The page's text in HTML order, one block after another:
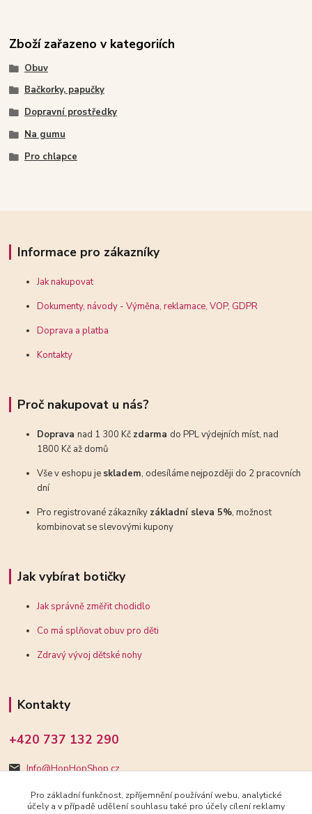
Zboží zařazeno v kategoriích
Obuv
Bačkorky, papučky
Dopravní prostředky
Na gumu
Pro chlapce
Informace pro zákazníky
Jak nakupovat
Dokumenty, návody - Výměna, reklamace, VOP, GDPR
Doprava a platba
Kontakty
Proč nakupovat u nás?
Dopravanad 1 300 Kč zdarma do PPL výdejních míst, nad
1800 Kč až domů
Vše v eshopu je skladem, odesíláme nejpozději do 2 pracovních
dní
Pro registrované zákazníky základní sleva 5%, možnost
kombinovat se slevovými kupony
Jak vybírat botičky
Jak správně změřit chodidlo
Co má splňovat obuv pro děti
Zdravý vývoj dětské nohy
Kontakty
+420 737 132 290
Info@HopHopShop.cz
Pro základní funkčnost, zpříjemnění používání webu, analytické
účely a v případě udělení souhlasu také pro účely cílení reklamy